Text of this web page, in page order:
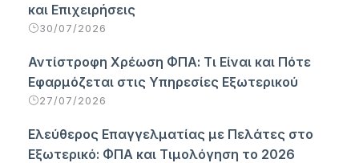
και Επιχειρήσεις
30/07/2026
Αντίστροφη Χρέωση ΦΠΑ: Τι Είναι και Πότε
Εφαρμόζεται στις Υπηρεσίες Εξωτερικού
27/07/2026
Ελεύθερος Επαγγελματίας με Πελάτες στο
Εξωτερικό: ΦΠΑ και Τιμολόγηση το 2026